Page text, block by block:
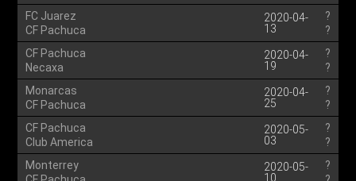
FC Juarez
CF Pachuca
2020-04-
13
?
?
CF Pachuca
Necaxa
2020-04-
19
?
?
Monarcas
CF Pachuca
2020-04-
25
?
?
CF Pachuca
Club America
2020-05-
03
?
?
Monterrey
2020-05-
10
?